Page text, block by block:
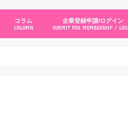
コラム
COLUMN
企業登録申請/ログイン
SUBMIT FOR MEMBERSHIP /